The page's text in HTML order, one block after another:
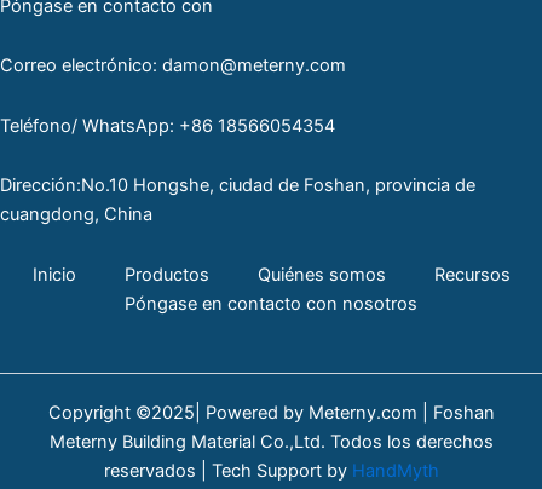
Póngase en contacto con
Correo electrónico: damon@meterny.com
Teléfono/ WhatsApp: +86 18566054354
Dirección:No.10 Hongshe, ciudad de Foshan, provincia de
cuangdong, China
Inicio Productos Quiénes somos
Recursos
Póngase en contacto con nosotros
Copyright ©2025| Powered by Meterny.com | Foshan
Meterny Building Material Co.,Ltd. Todos los derechos
reservados | Tech Support by HandMyth